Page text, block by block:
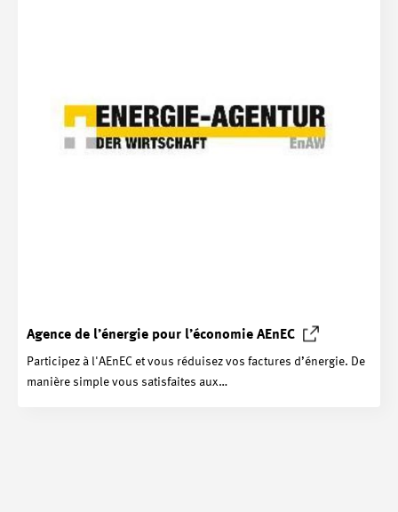
Agence de l’énergie pour l’économie AEnEC
Participez à l'AEnEC et vous réduisez vos factures d’énergie. De
manière simple vous satisfaites aux…